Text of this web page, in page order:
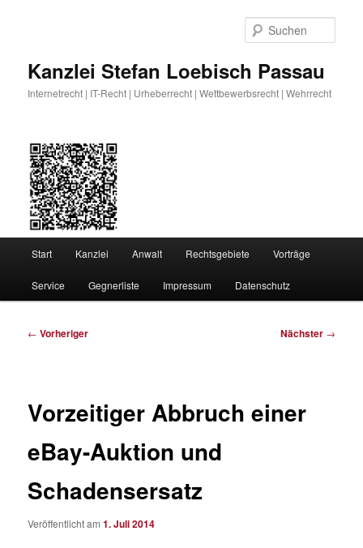
Kanzlei Stefan Loebisch Passau
Internetrecht | IT-Recht | Urheberrecht | Wettbewerbsrecht | Wehrrecht
Start Kanzlei Anwalt Rechtsgebiete Vorträge
Service Gegnerliste Impressum Datenschutz
Beitragsnavigation
← Vorheriger Nächster →
Vorzeitiger Abbruch einer
eBay-Auktion und
Schadensersatz
Veröffentlicht am1. Juli 2014